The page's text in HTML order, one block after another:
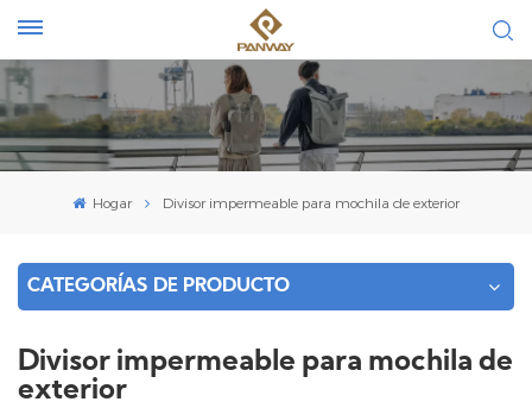
Hogar Divisor impermeable para mochila de exterior
CATEGORÍAS DE PRODUCTO
Divisor impermeable para mochila de
exterior